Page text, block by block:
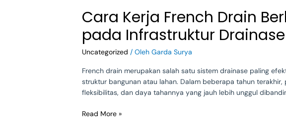
Cara Kerja French Drain
pada Infrastruktur Drainase
Uncategorized / OlehGarda Surya
French drain merupakan salah satu sistem drainase paling
struktur bangunan atau lahan. Dalam beberapa tahun
fleksibilitas, dan daya tahannya yang jauh lebih unggul
HDPE
Perforated
dan
Aplikasinya
pada
Infrastruktur
Drainase
Read More »